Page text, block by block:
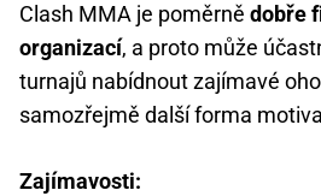
Clash MMA je poměrně dobře
organizací, a proto může
turnajů nabídnout zajímavé
samozřejmě další forma
Zajímavosti: